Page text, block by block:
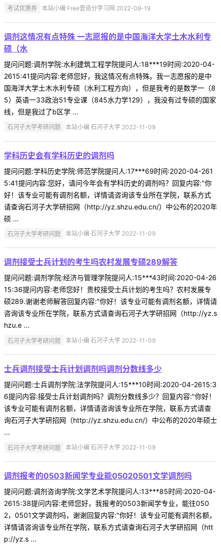
考试优惠券 本站小编 Free壹佰分学习网 2022-09-19
调剂这情况有点特殊 一志愿报的是中国海洋大学土木水利专
硕（水
提问问题:调剂学院:水利建筑工程学院提问人:18***19时间:2020-04-
2615:41提问内容:老师您好，我这情况有点特殊。我一志愿报的是中
国海洋大学土木水利专硕（水利工程方向），但是我考的是数学一（8
5）英语一33政治51专业课（845水力学129），我没有过专硕的国家
线，但是我过了b区学 ...
石河子大学考研问题 本站小编 石河子大学 2022-11-09
学科历史会有学科历史的调剂吗
提问问题:学科历史学院:师范学院提问人:17***69时间:2020-04-261
5:41提问内容:您好，请问今年会有学科历史的调剂吗？回复内容:"你
好！该专业可能有调剂名额，详情请咨询该专业所在学院，联系方式
请查询石河子大学研招网（http://yz.shzu.edu.cn/）中公布的2020年
硕 ...
石河子大学考研问题 本站小编 石河子大学 2022-11-09
调剂接受士兵计划的考生吗农村发展专硕289解答
提问问题:调剂学院:经济与管理学院提问人:15***43时间:2020-04-26
15:36提问内容:老师您好！贵校接受士兵计划的考生吗？农村发展专
硕289.谢谢老师解答回复内容:"你好！该专业可能有调剂名额，详情请
咨询该专业所在学院，联系方式请查询石河子大学研招网（http://yz.s
hzu.e ...
石河子大学考研问题 本站小编 石河子大学 2022-11-09
士兵调剂接受士兵计划调剂吗调剂分数线多少
提问问题:士兵调剂学院:法学院提问人:15***10时间:2020-04-2615:3
6提问内容:接受士兵计划调剂吗？调剂分数线多少？回复内容:"你好！
该专业可能有调剂名额，详情请咨询该专业所在学院，联系方式请查
询石河子大学研招网（http://yz.shzu.edu.cn/）中公布的2020年硕士
...
石河子大学考研问题 本站小编 石河子大学 2022-11-09
调剂报考的0503新闻学专业能05020501文学调剂吗
提问问题:调剂咨询学院:文学艺术学院提问人:13***85时间:2020-04-
2615:38提问内容:老师您好，我报考的0503新闻学专业，能往050
2，0501文学调剂吗，谢谢回复内容:"你好！该专业可能有调剂名额，
详情请咨询该专业所在学院，联系方式请查询石河子大学研招网（htt
p://yz.s ...